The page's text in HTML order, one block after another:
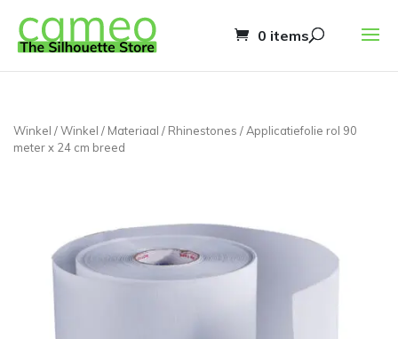
0 items
Winkel /Winkel / Materiaal / Rhinestones / Applicatiefolie rol 90
meter x 24 cm breed